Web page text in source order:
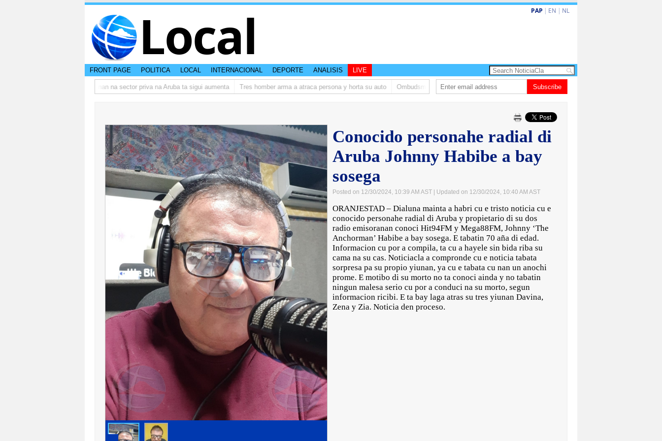
Local PAP | EN | NL
FRONT PAGE POLITICA LOCAL INTERNACIONAL DEPORTE ANALISIS LIVE
Prestamonan na sector priva na Aruba ta sigui aumenta Tres homber arma a atraca persona y horta su auto Ombudsman ta bishita barionan pa atende kehonan di ciudadano
Subscribe
Conocido personahe radial di
Aruba Johnny Habibe a bay
sosega
Posted on 12/30/2024, 10:39 AM AST | Updated on 12/30/2024, 10:40 AM AST
ORANJESTAD – Dialuna mainta a habri cu e tristo noticia cu e
conocido personahe radial di Aruba y propietario di su dos
radio emisoranan conoci Hit94FM y Mega88FM, Johnny ‘The
Anchorman’ Habibe a bay sosega. E tabatin 70 aña di edad.
Informacion cu por a compila, ta cu a hayele sin bida riba su
cama na su cas. Noticiacla a compronde cu e noticia tabata
sorpresa pa su propio yiunan, ya cu e tabata cu nan un anochi
prome. E motibo di su morto no ta conoci ainda y no tabatin
ningun malesa serio cu por a conduci na su morto, segun
informacion ricibi. E ta bay laga atras su tres yiunan Davina,
Zena y Zia. Noticia den proceso.